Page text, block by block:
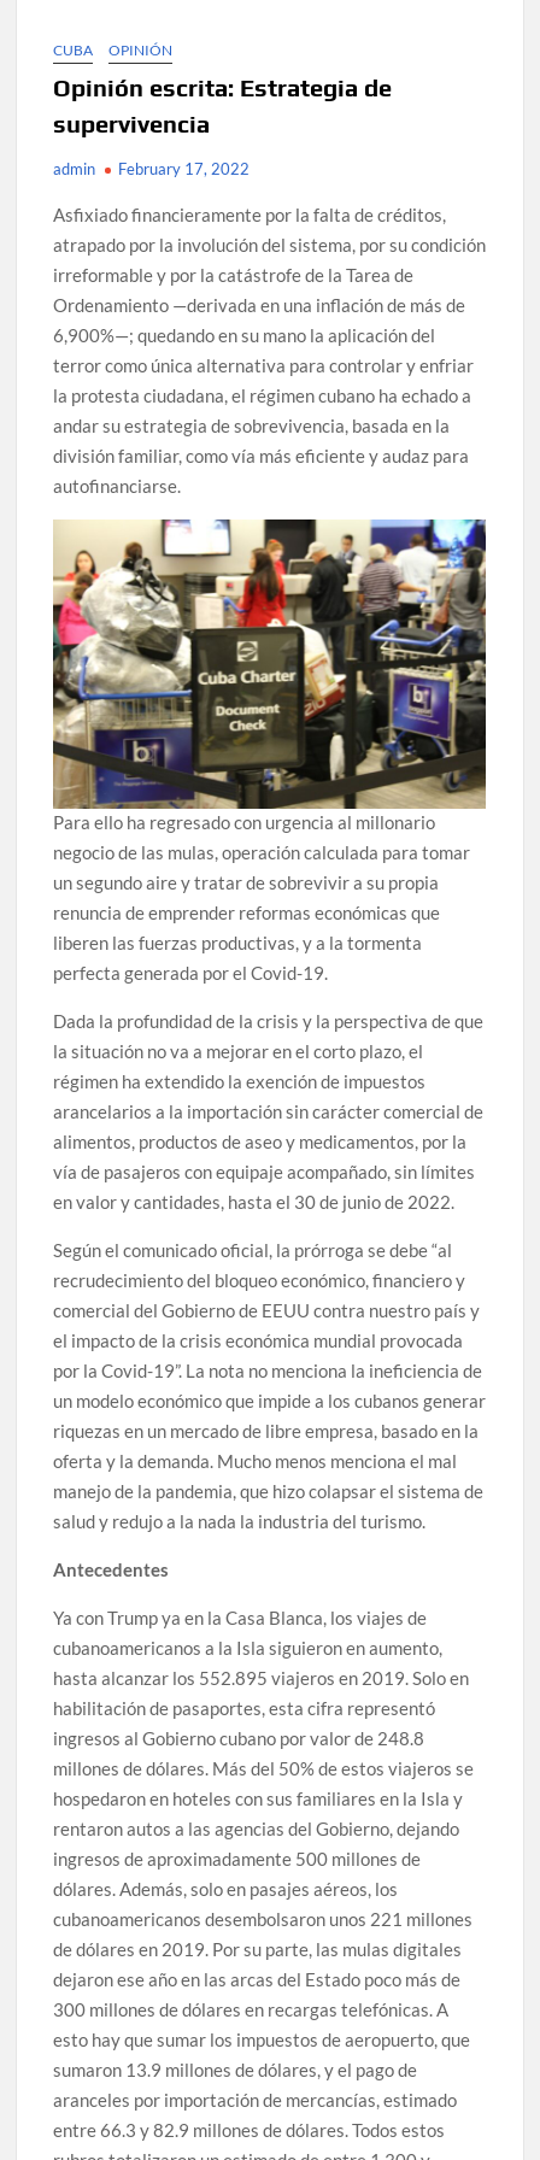
CUBA OPINIÓN
Opinión escrita: Estrategia de
supervivencia
admin February 17, 2022
Asfixiado financieramente por la falta de créditos,
atrapado por la involución del sistema, por su condición
irreformable y por la catástrofe de la Tarea de
Ordenamiento —derivada en una inflación de más de
6,900%—; quedando en su mano la aplicación del
terror como única alternativa para controlar y enfriar
la protesta ciudadana, el régimen cubano ha echado a
andar su estrategia de sobrevivencia, basada en la
división familiar, como vía más eficiente y audaz para
autofinanciarse.
Para ello ha regresado con urgencia al millonario
negocio de las mulas, operación calculada para tomar
un segundo aire y tratar de sobrevivir a su propia
renuncia de emprender reformas económicas que
liberen las fuerzas productivas, y a la tormenta
perfecta generada por el Covid-19.
Dada la profundidad de la crisis y la perspectiva de que
la situación no va a mejorar en el corto plazo, el
régimen ha extendido la exención de impuestos
arancelarios a la importación sin carácter comercial de
alimentos, productos de aseo y medicamentos, por la
vía de pasajeros con equipaje acompañado, sin límites
en valor y cantidades, hasta el 30 de junio de 2022.
Según el comunicado oficial, la prórroga se debe “al
recrudecimiento del bloqueo económico, financiero y
comercial del Gobierno de EEUU contra nuestro país y
el impacto de la crisis económica mundial provocada
por la Covid-19”. La nota no menciona la ineficiencia de
un modelo económico que impide a los cubanos generar
riquezas en un mercado de libre empresa, basado en la
oferta y la demanda. Mucho menos menciona el mal
manejo de la pandemia, que hizo colapsar el sistema de
salud y redujo a la nada la industria del turismo.
Antecedentes
Ya con Trump ya en la Casa Blanca, los viajes de
cubanoamericanos a la Isla siguieron en aumento,
hasta alcanzar los 552.895 viajeros en 2019. Solo en
habilitación de pasaportes, esta cifra representó
ingresos al Gobierno cubano por valor de 248.8
millones de dólares. Más del 50% de estos viajeros se
hospedaron en hoteles con sus familiares en la Isla y
rentaron autos a las agencias del Gobierno, dejando
ingresos de aproximadamente 500 millones de
dólares. Además, solo en pasajes aéreos, los
cubanoamericanos desembolsaron unos 221 millones
de dólares en 2019. Por su parte, las mulas digitales
dejaron ese año en las arcas del Estado poco más de
300 millones de dólares en recargas telefónicas. A
esto hay que sumar los impuestos de aeropuerto, que
sumaron 13.9 millones de dólares, y el pago de
aranceles por importación de mercancías, estimado
entre 66.3 y 82.9 millones de dólares. Todos estos